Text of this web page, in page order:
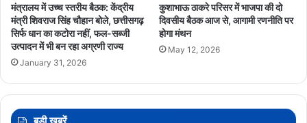
मंत्रालय में उच्च स्तरीय बैठक: केंद्रीय
मंत्री शिवराज सिंह चौहान बोले, छत्तीसगढ़
सिर्फ धान का कटोरा नहीं, फल-सब्जी
उत्पादन में भी बन रहा अग्रणी राज्य
January 31, 2026
कुशाभाऊ ठाकरे परिसर में भाजपा की दो
दिवसीय बैठक आज से, आगामी रणनीति पर
होगा मंथन
May 12, 2026
बड़ी खबरें